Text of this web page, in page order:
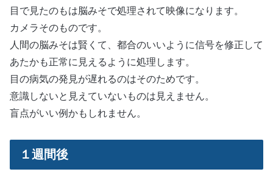
目で見たのもは脳みそで処理されて映像になります。
カメラそのものです。
人間の脳みそは賢くて、都合のいいように信号を修正して
あたかも正常に見えるように処理します。
目の病気の発見が遅れるのはそのためです。
意識しないと見えていないものは見えません。
盲点がいい例かもしれません。
１週間後